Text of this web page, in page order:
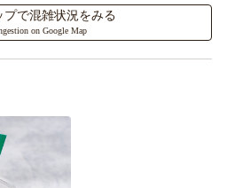
プで混雑状況をみる
on Google Map